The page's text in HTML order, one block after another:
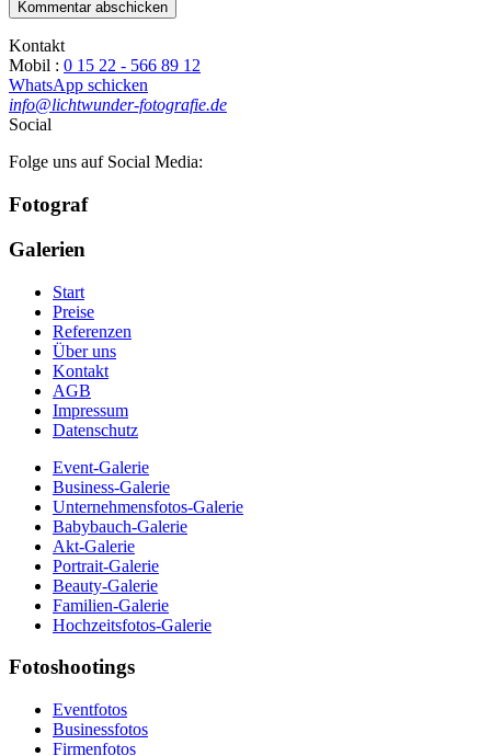
Kontakt
Mobil : 0 15 22 - 566 89 12
WhatsApp schicken
info@lichtwunder-fotografie.de
Social
Folge uns auf Social Media:
Fotograf
Galerien
Start
Preise
Referenzen
Über uns
Kontakt
AGB
Impressum
Datenschutz
Event-Galerie
Business-Galerie
Unternehmensfotos-Galerie
Babybauch-Galerie
Akt-Galerie
Portrait-Galerie
Beauty-Galerie
Familien-Galerie
Hochzeitsfotos-Galerie
Fotoshootings
Eventfotos
Businessfotos
Firmenfotos